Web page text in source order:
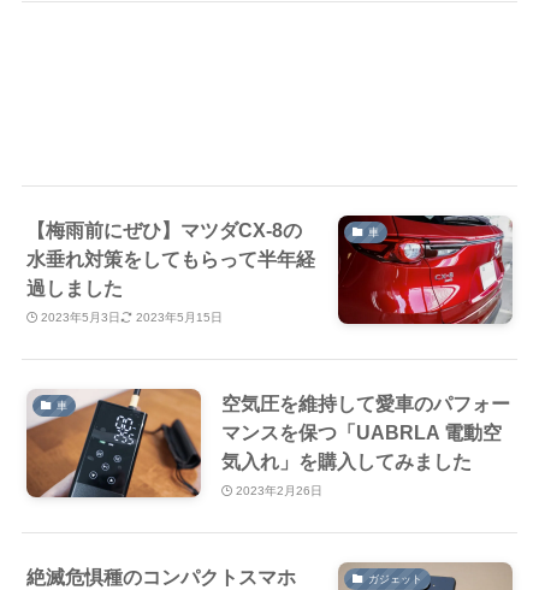
車
【梅雨前にぜひ】マツダCX-8の
水垂れ対策をしてもらって半年経
過しました
2023年5月3日 2023年5月15日
車
空気圧を維持して愛車のパフォー
マンスを保つ「UABRLA 電動空
気入れ」を購入してみました
2023年2月26日
ガジェット
絶滅危惧種のコンパクトスマホ